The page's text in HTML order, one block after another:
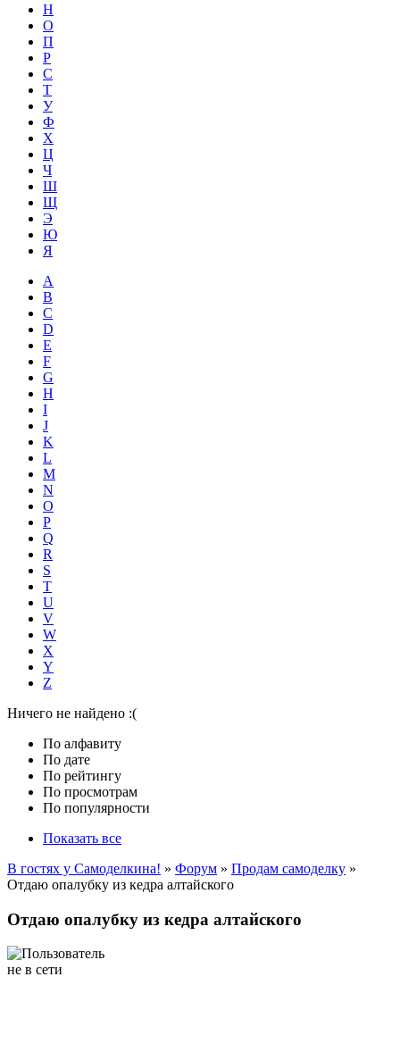
Н
О
П
Р
С
Т
У
Ф
Х
Ц
Ч
Ш
Щ
Э
Ю
Я
A
B
C
D
E
F
G
H
I
J
K
L
M
N
O
P
Q
R
S
T
U
V
W
X
Y
Z
Ничего не найдено :(
По алфавиту
По дате
По рейтингу
По просмотрам
По популярности
Показать все
В гостях у Самоделкина! » Форум » Продам самоделку »
Отдаю опалубку из кедра алтайского
Отдаю опалубку из кедра алтайского